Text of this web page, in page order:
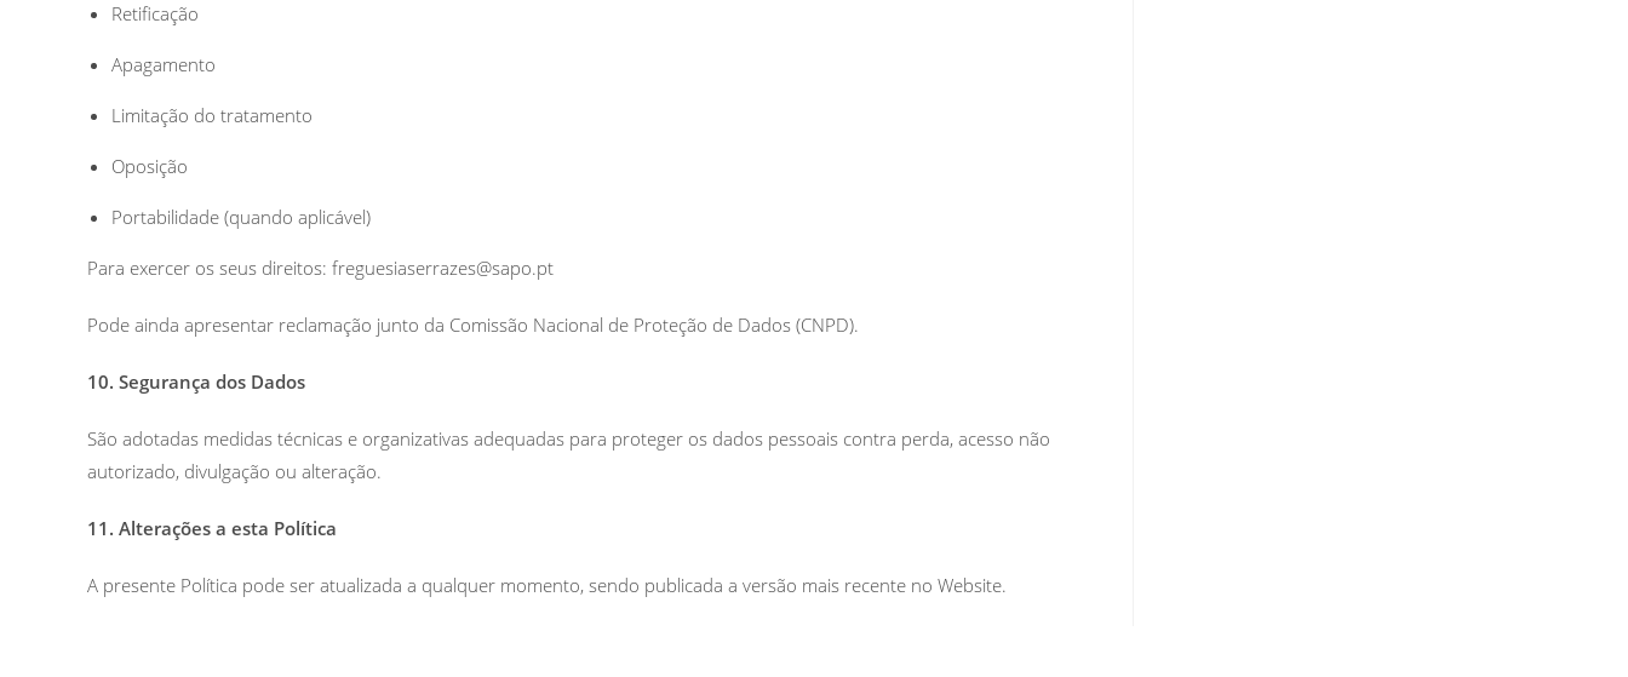
Retificação
Apagamento
Limitação do tratamento
Oposição
Portabilidade (quando aplicável)
Para exercer os seus direitos: freguesiaserrazes@sapo.pt
Pode ainda apresentar reclamação junto da Comissão Nacional de Proteção de Dados (CNPD).
10. Segurança dos Dados
São adotadas medidas técnicas e organizativas adequadas para proteger os dados pessoais contra perda, acesso não
autorizado, divulgação ou alteração.
11. Alterações a esta Política
A presente Política pode ser atualizada a qualquer momento, sendo publicada a versão mais recente no Website.